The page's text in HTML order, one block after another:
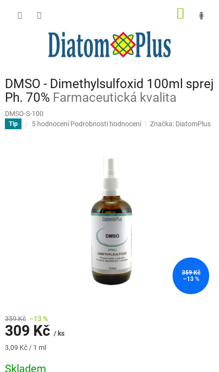
DMSO - Dimethylsulfoxid 100ml sprej
Ph. 70% Farmaceutická kvalita
DMSO-S-100
Tip
Průměrné
5 hodnocení Podrobnosti hodnocení Značka: DiatomPlus
359 Kč
–13 %
359 Kč –13 %
309 Kč / ks
Měrná
3,09 Kč / 1 ml
Skladem